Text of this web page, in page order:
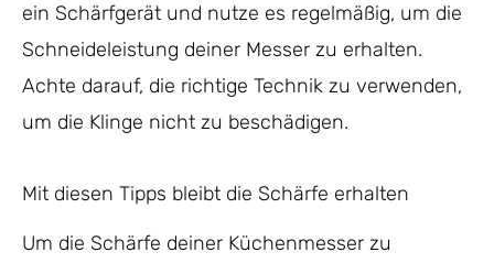
ein Schärfgerät und nutze es regelmäßig, um die
Schneideleistung deiner Messer zu erhalten.
Achte darauf, die richtige Technik zu verwenden,
um die Klinge nicht zu beschädigen.
Mit diesen Tipps bleibt die Schärfe erhalten
Um die Schärfe deiner Küchenmesser zu